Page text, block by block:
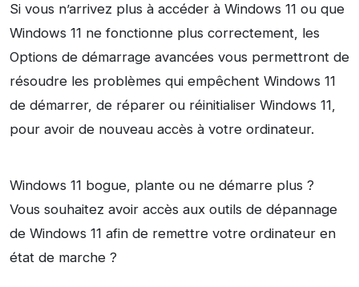
Si vous n’arrivez plus à accéder à Windows 11 ou que
Windows 11 ne fonctionne plus correctement, les
Options de démarrage avancées vous permettront de
résoudre les problèmes qui empêchent Windows 11
de démarrer, de réparer ou réinitialiser Windows 11,
pour avoir de nouveau accès à votre ordinateur.
Windows 11 bogue, plante ou ne démarre plus ?
Vous souhaitez avoir accès aux outils de dépannage
de Windows 11 afin de remettre votre ordinateur en
état de marche ?